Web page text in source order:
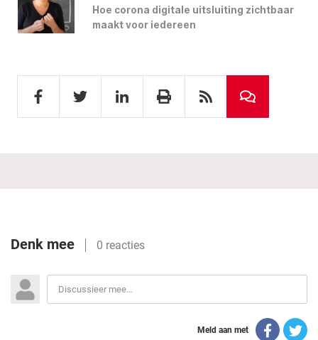
Hoe corona digitale uitsluiting zichtbaar
maakt voor iedereen